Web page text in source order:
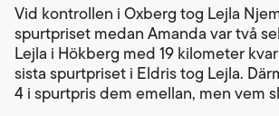
Vid kontrollen i Oxberg tog Lejla
spurtpriset medan Amanda var två
Lejla i Hökberg med 19 kilometer
sista spurtpriset i Eldris tog Lejla.
4 i spurtpris dem emellan, men vem